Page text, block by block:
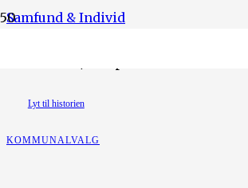
Samfund & Individ
Lyt til historien
KOMMUNALVALG